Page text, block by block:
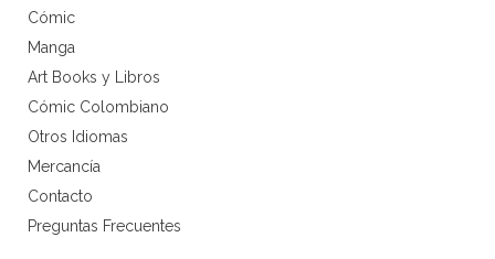
Cómic
Manga
Art Books y Libros
Cómic Colombiano
Otros Idiomas
Mercancía
Contacto
Preguntas Frecuentes